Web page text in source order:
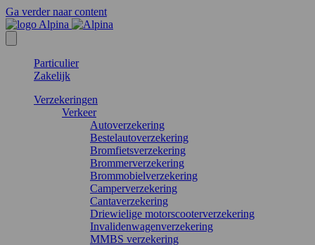
Ga verder naar content
Particulier
Zakelijk
Verzekeringen
Verkeer
Autoverzekering
Bestelautoverzekering
Bromfietsverzekering
Brommerverzekering
Brommobielverzekering
Camperverzekering
Cantaverzekering
Driewielige motorscooterverzekering
Invalidenwagenverzekering
MMBS verzekering